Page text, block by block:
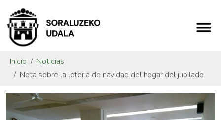
Inicio
Noticias
Nota sobre la loteria de navidad del hogar del jubilado